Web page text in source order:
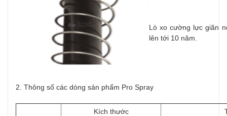
Lò xo cường lực giãn
lên tới 10 năm.
2. Thông số các dòng sản phẩm Pro Spray
Kích thước